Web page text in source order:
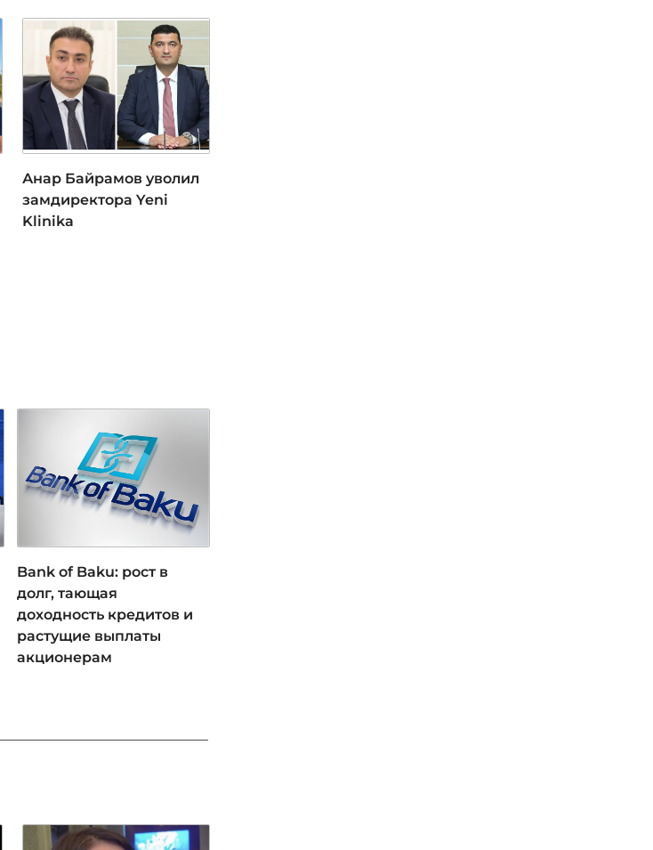
Анар Байрамов уволил
замдиректора Yeni
Klinika
Bank of Baku: рост в
долг, тающая
доходность кредитов и
растущие выплаты
акционерам